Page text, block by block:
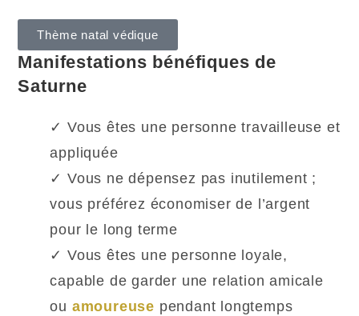
Thème natal védique
Manifestations bénéfiques de
Saturne
✓ Vous êtes une personne travailleuse et
appliquée
✓ Vous ne dépensez pas inutilement ;
vous préférez économiser de l’argent
pour le long terme
✓ Vous êtes une personne loyale,
capable de garder une relation amicale
ou amoureuse pendant longtemps